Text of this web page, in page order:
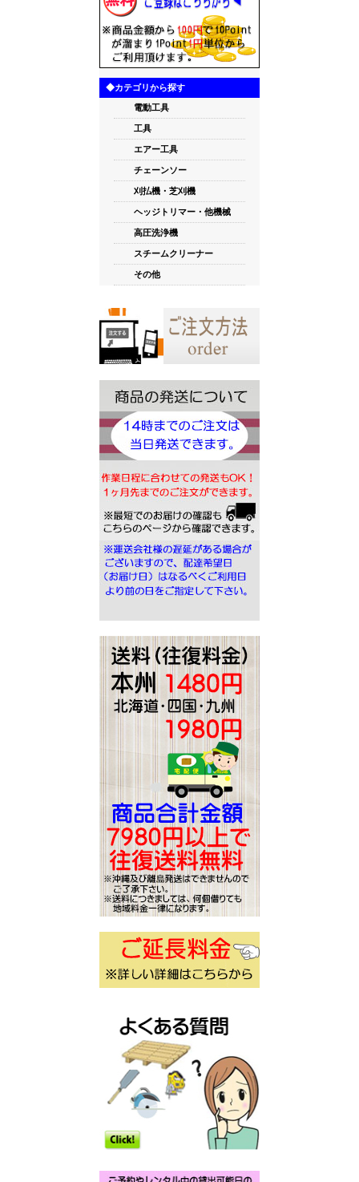
◆カテゴリから探す
電動工具
工具
エアー工具
チェーンソー
刈払機・芝刈機
ヘッジトリマー・他機械
高圧洗浄機
スチームクリーナー
その他